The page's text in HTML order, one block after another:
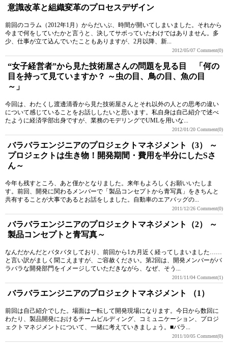
意識改革と組織変革のプロセスデザイン
前回のコラム（2012年1月）からだいぶ、時間が開いてしまいました。それから
今まで何をしていたかと言うと、決してサボっていたわけではありません。多
少、仕事が立て込んでいたこともありますが、2月以降、新...
2012/05/07 Comment(0)
“女子経営者”から見た技術屋さんの問題を見る目 「何の
目を持って見ていますか？ ～虫の目、鳥の目、魚の目
～」
今回は、わたくし渡邊清香から見た技術屋さんとそれ以外の人との思考の違い
について感じていることをお話ししたいと思います。私自身は自己紹介で述べ
たように経済学部出身ですが、業務のモデリングでUMLを用いな...
2012/01/20 Comment(0)
バラバラエンジニアのプロジェクトマネジメント（3） ～
プロジェクトは生き物！開発期間・費用を半分にしたSさ
ん～
今年も残すところ、あと僅かとなりました。来年もよろしくお願いいたしま
す。前回、開発に関わるメンバーで「製品コンセプトから青写真」をきちんと
共有することが大事であるとお話をしました。自動車のエアバッグの...
2011/12/26 Comment(0)
バラバラエンジニアのプロジェクトマネジメント（2） ～
製品コンセプトと青写真～
なんだかんだとバタバタしており、前回から1カ月近く経ってしまいました……
と言い訳がましく聞こえますが、ご容赦ください。第2回は、開発メンバーがバ
ラバラな開発部門をイメージしていただきながら、なぜ、そう...
2011/11/04 Comment(1)
バラバラエンジニアのプロジェクトマネジメント （1）
前回は自己紹介でした。場面は一転して開発現場になります。今日から数回に
わたり、製品開発におけるチームビルディング、コミュニケーション、プロジ
ェクトマネジメントについて、一緒に考えていきましょう。■バラ...
2011/10/05 Comment(0)